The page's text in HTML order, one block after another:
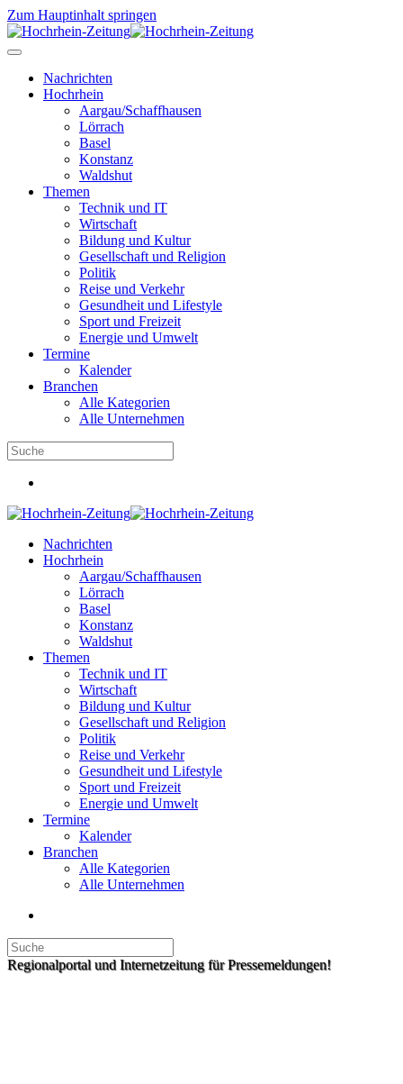
Zum Hauptinhalt springen
Nachrichten
Hochrhein
Aargau/Schaffhausen
Lörrach
Basel
Konstanz
Waldshut
Themen
Technik und IT
Wirtschaft
Bildung und Kultur
Gesellschaft und Religion
Politik
Reise und Verkehr
Gesundheit und Lifestyle
Sport und Freizeit
Energie und Umwelt
Termine
Kalender
Branchen
Alle Kategorien
Alle Unternehmen
Nachrichten
Hochrhein
Aargau/Schaffhausen
Lörrach
Basel
Konstanz
Waldshut
Themen
Technik und IT
Wirtschaft
Bildung und Kultur
Gesellschaft und Religion
Politik
Reise und Verkehr
Gesundheit und Lifestyle
Sport und Freizeit
Energie und Umwelt
Termine
Kalender
Branchen
Alle Kategorien
Alle Unternehmen
Regionalportal und Internetzeitung für Pressemeldungen!